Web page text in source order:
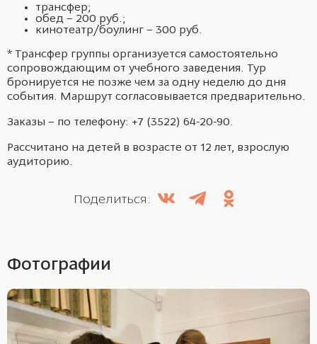
трансфер;
обед – 200 руб.;
кинотеатр/боулинг – 300 руб.
* Трансфер группы организуется самостоятельно
сопровождающим от учебного заведения. Тур
бронируется не позже чем за одну неделю до дня
события. Маршрут согласовывается предварительно.
Заказы – по телефону: +7 (3522) 64-20-90.
Рассчитано на детей в возрасте от 12 лет, взрослую
аудиторию.
Поделиться:
Фотографии